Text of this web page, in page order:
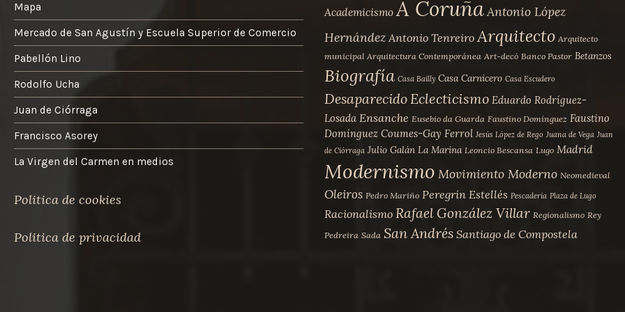
Mapa
Mercado de San Agustín y Escuela Superior de Comercio
Pabellón Lino
Rodolfo Ucha
Juan de Ciórraga
Francisco Asorey
La Virgen del Carmen en medios
Politica de cookies
Politica de privacidad
Academicismo A CoruñaAntonio López
Hernández Antonio Tenreiro Arquitecto Arquitecto
municipal Arquitectura Contemporánea Art-decó Banco Pastor Betanzos
Biografía Casa Bailly Casa Carnicero Casa Escudero
DesaparecidoEclecticismo Eduardo Rodríguez-
Losada Ensanche Eusebio da Guarda Faustino Domínguez Faustino
Domínguez Coumes-Gay Ferrol Jesús López de Rego Juana de Vega Juan
de Ciórraga Julio Galán La Marina Leoncio Bescansa Lugo Madrid
Modernismo Movimiento Moderno Neomedieval
Oleiros Pedro Mariño Peregrín Estellés Pescadería Plaza de Lugo
Racionalismo Rafael González Villar Regionalismo Rey
Pedreira Sada San Andrés Santiago de Compostela